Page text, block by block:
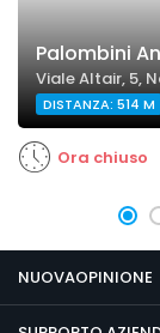
Palombini
Viale Altair, 5,
DISTANZA: 514 M
Ora chiuso
NUOVAOPINIONE